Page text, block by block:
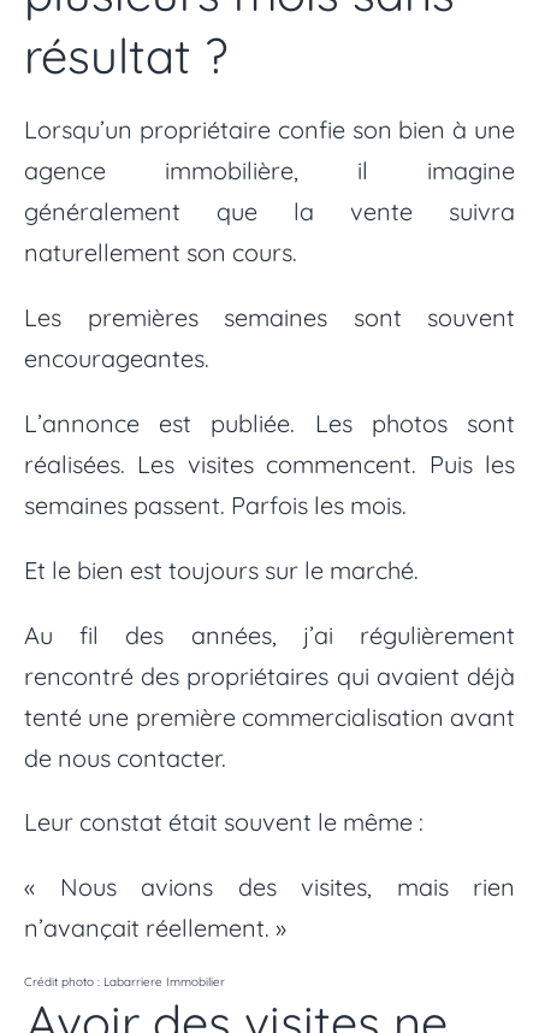
résultat ?
Lorsqu’un propriétaire confie son bien à une
agence immobilière, il imagine
généralement que la vente suivra
naturellement son cours.
Les premières semaines sont souvent
encourageantes.
L’annonce est publiée. Les photos sont
réalisées. Les visites commencent. Puis les
semaines passent. Parfois les mois.
Et le bien est toujours sur le marché.
Au fil des années, j’ai régulièrement
rencontré des propriétaires qui avaient déjà
tenté une première commercialisation avant
de nous contacter.
Leur constat était souvent le même :
« Nous avions des visites, mais rien
n’avançait réellement. »
Crédit photo : Labarriere Immobilier